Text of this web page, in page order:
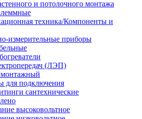
и потолочного монтажа
техника/Компоненты и
измерительные приборы
(ЛЭП)
для подключения
сантехнические
высоковольтное